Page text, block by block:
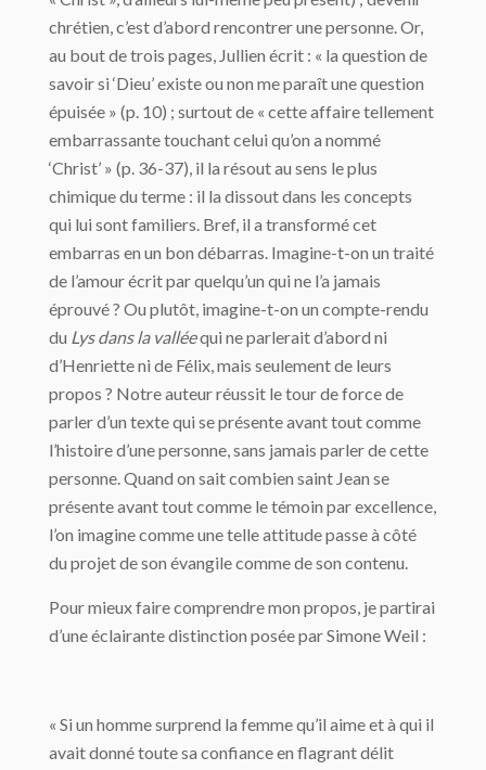
chrétien, c’est d’abord rencontrer une personne. Or,
au bout de trois pages, Jullien écrit : « la question de
savoir si ‘Dieu’ existe ou non me paraît une question
épuisée » (p. 10) ; surtout de « cette affaire tellement
embarrassante touchant celui qu’on a nommé
‘Christ’ » (p. 36-37), il la résout au sens le plus
chimique du terme : il la dissout dans les concepts
qui lui sont familiers. Bref, il a transformé cet
embarras en un bon débarras. Imagine-t-on un traité
de l’amour écrit par quelqu’un qui ne l’a jamais
éprouvé ? Ou plutôt, imagine-t-on un compte-rendu
du Lys dans la valléequi ne parlerait d’abord ni
d’Henriette ni de Félix, mais seulement de leurs
propos ? Notre auteur réussit le tour de force de
parler d’un texte qui se présente avant tout comme
l’histoire d’une personne, sans jamais parler de cette
personne. Quand on sait combien saint Jean se
présente avant tout comme le témoin par excellence,
l’on imagine comme une telle attitude passe à côté
du projet de son évangile comme de son contenu.
Pour mieux faire comprendre mon propos, je partirai
d’une éclairante distinction posée par Simone Weil :
« Si un homme surprend la femme qu’il aime et à qui il
avait donné toute sa confiance en flagrant délit